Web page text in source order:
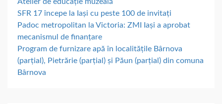
SFR 17 începe la Iași cu peste 100 de invitați
Padoc metropolitan la Victoria: ZMI Iași a aprobat
mecanismul de finanțare
Program de furnizare apă în localitățile Bârnova
(parțial), Pietrărie (parțial) și Păun (parțial) din comuna
Bârnova